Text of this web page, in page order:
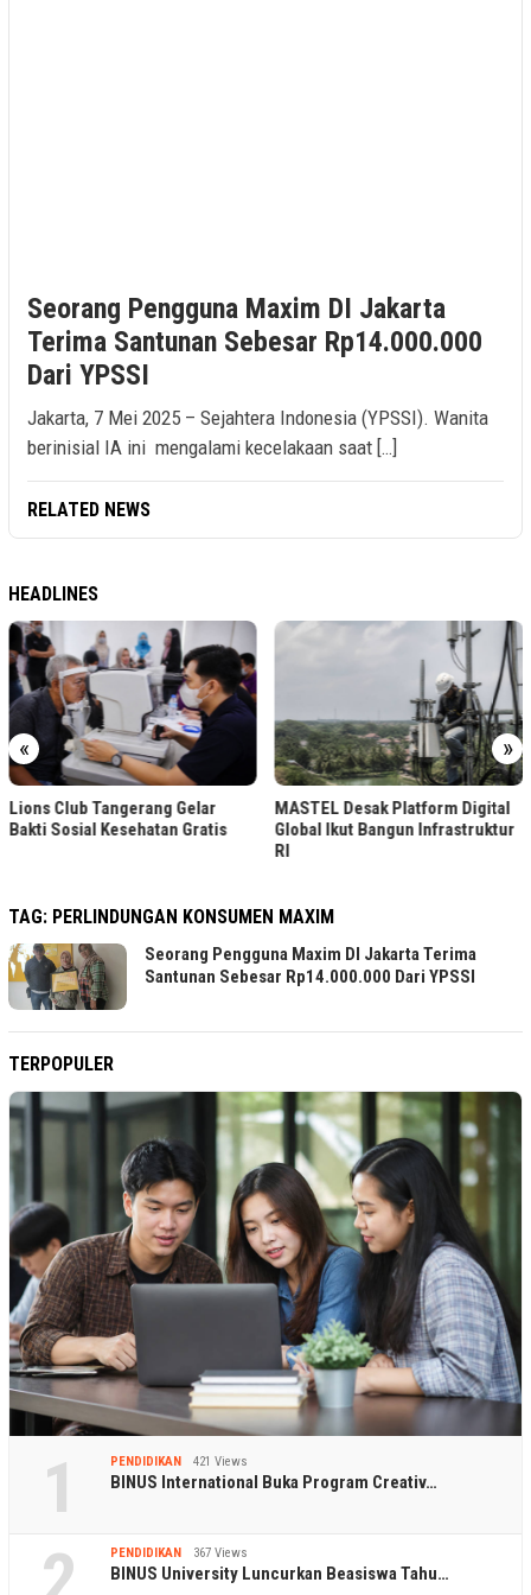
Seorang Pengguna Maxim DI Jakarta
Terima Santunan Sebesar Rp14.000.000
Dari YPSSI
Jakarta, 7 Mei 2025 – Sejahtera Indonesia (YPSSI). Wanita
berinisial IA ini mengalami kecelakaan saat […]
RELATED NEWS
HEADLINES
« »
Lions Club Tangerang Gelar
Bakti Sosial Kesehatan Gratis
MASTEL Desak Platform Digital
Global Ikut Bangun Infrastruktur
RI
TAG: PERLINDUNGAN KONSUMEN MAXIM
Seorang Pengguna Maxim DI Jakarta Terima
Santunan Sebesar Rp14.000.000 Dari YPSSI
TERPOPULER
1 PENDIDIKAN 421 Views
BINUS International Buka Program Creativ…
PENDIDIKAN 367 Views
BINUS University Luncurkan Beasiswa Tahu…